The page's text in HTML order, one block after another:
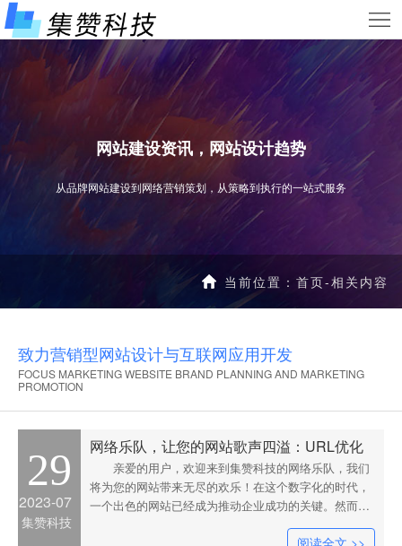
首
项
案
程
例
新
讯
我
系
网站建设资讯，网站设计趋势
从品牌网站建设到网络营销策划，从策略到执行的一站式服务
当前位置： 首页-相关内容
致力营销型网站设计与互联网应用开发
FOCUS MARKETING WEBSITE BRAND PLANNING AND MARKETING
PROMOTION
29
2023-07
集赞科技
网络乐队，让您的网站歌声四溢：URL优化
亲爱的用户，欢迎来到集赞科技的网络乐队，我们
将为您的网站带来无尽的欢乐！在这个数字化的时代，
一个出色的网站已经成为推动企业成功的关键。然而，
要让您的网站与众不同、吸引更多用户，我们需要利用
阅读全文 >>